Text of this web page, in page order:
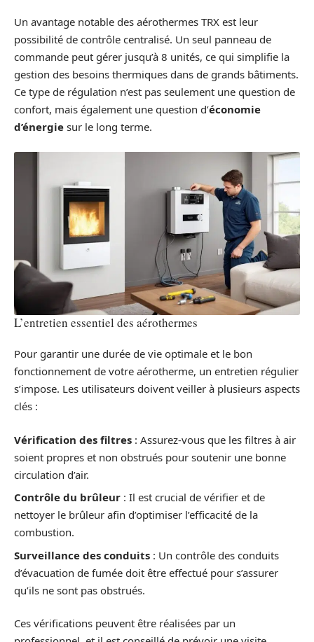
Un avantage notable des aérothermes TRX est leur
possibilité de contrôle centralisé. Un seul panneau de
commande peut gérer jusqu’à 8 unités, ce qui simplifie la
gestion des besoins thermiques dans de grands bâtiments.
Ce type de régulation n’est pas seulement une question de
confort, mais également une question d’économie
d’énergie sur le long terme.
L’entretien essentiel des aérothermes
Pour garantir une durée de vie optimale et le bon
fonctionnement de votre aérotherme, un entretien régulier
s’impose. Les utilisateurs doivent veiller à plusieurs aspects
clés :
Vérification des filtres : Assurez-vous que les filtres à air
soient propres et non obstrués pour soutenir une bonne
circulation d’air.
Contrôle du brûleur : Il est crucial de vérifier et de
nettoyer le brûleur afin d’optimiser l’efficacité de la
combustion.
Surveillance des conduits : Un contrôle des conduits
d’évacuation de fumée doit être effectué pour s’assurer
qu’ils ne sont pas obstrués.
Ces vérifications peuvent être réalisées par un